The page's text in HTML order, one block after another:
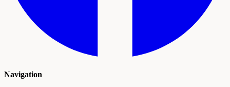
Navigation